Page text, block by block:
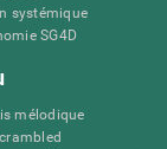
systémique
SG4D
mélodique